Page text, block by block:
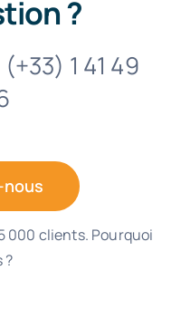
?
1 41 49
000 clients. Pourquoi
?